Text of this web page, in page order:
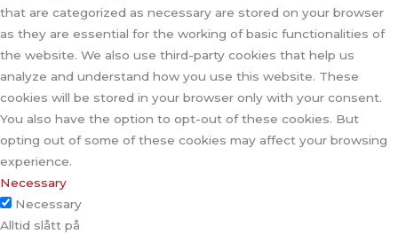
that are categorized as necessary are stored on your browser
as they are essential for the working of basic functionalities of
the website. We also use third-party cookies that help us
analyze and understand how you use this website. These
cookies will be stored in your browser only with your consent.
You also have the option to opt-out of these cookies. But
opting out of some of these cookies may affect your browsing
experience.
Necessary
Necessary
Alltid slått på